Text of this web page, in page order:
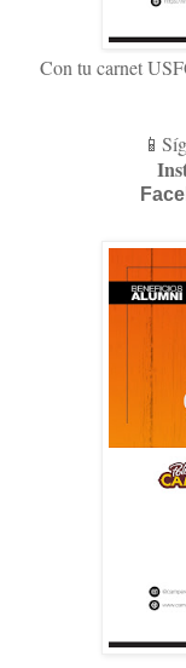
Con tu carnet